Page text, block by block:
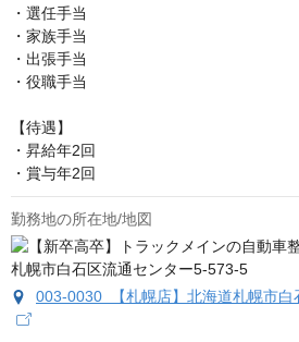
・選任手当
・家族手当
・出張手当
・役職手当
【待遇】
・昇給年2回
・賞与年2回
勤務地の所在地/地図
003-0030 【札幌店】北海道札幌市白